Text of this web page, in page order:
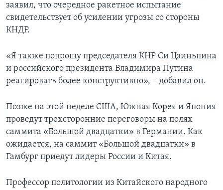
заявил, что очередное ракетное испытание
свидетельствует об усилении угрозы со стороны
КНДР.
«Я также попрошу председателя КНР Си Цзиньпина
и российского президента Владимира Путина
реагировать более конструктивно», – добавил он.
Позже на этой неделе США, Южная Корея и Япония
проведут трехсторонние переговоры на полях
саммита «Большой двадцатки» в Германии. Как
ожидается, на саммит «Большой двадцатки» в
Гамбург приедут лидеры России и Китая.
Профессор политологии из Китайского народного